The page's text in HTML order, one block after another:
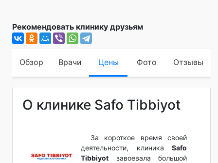
Рекомендовать клинику друзьям
Обзор Врачи Цены Фото Отзывы
О клинике Safo Tibbiyot
За короткое время своей
деятельности, клиника Safo
Tibbiyot завоевала большой